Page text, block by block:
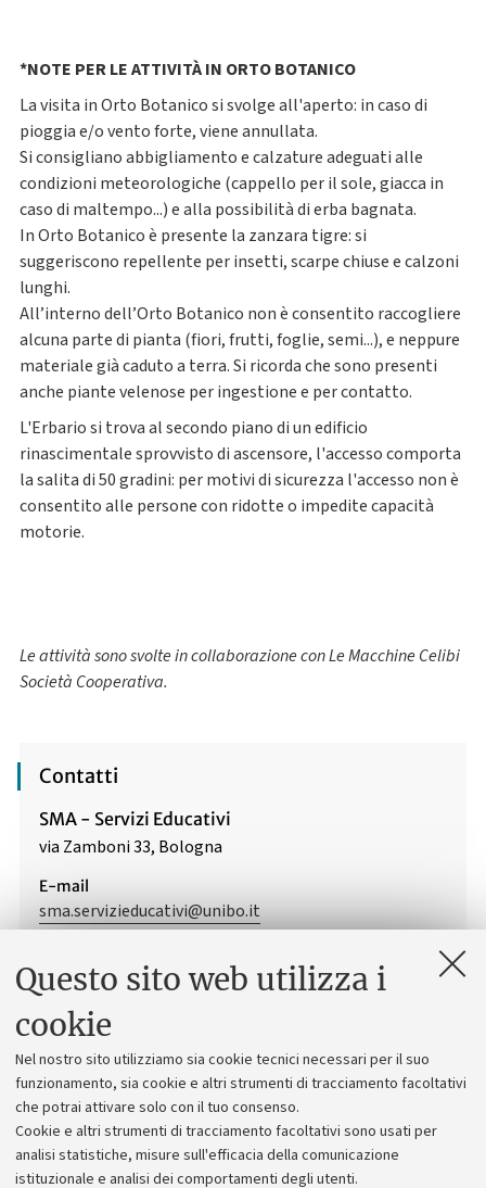
Questo sito web utilizza i
cookie
Nel nostro sito utilizziamo sia cookie tecnici necessari per il suo
funzionamento, sia cookie e altri strumenti di tracciamento facoltativi
che potrai attivare solo con il tuo consenso.
Cookie e altri strumenti di tracciamento facoltativi sono usati per
analisi statistiche, misure sull'efficacia della comunicazione
istituzionale e analisi dei comportamenti degli utenti.
*NOTE PER LE ATTIVITÀ IN ORTO BOTANICO
La visita in Orto Botanico si svolge all'aperto: in caso di
pioggia e/o vento forte, viene annullata.
Si consigliano abbigliamento e calzature adeguati alle
condizioni meteorologiche (cappello per il sole, giacca in
caso di maltempo...) e alla possibilità di erba bagnata.
In Orto Botanico è presente la zanzara tigre: si
suggeriscono repellente per insetti, scarpe chiuse e calzoni
lunghi.
All’interno dell’Orto Botanico non è consentito raccogliere
alcuna parte di pianta (fiori, frutti, foglie, semi...), e neppure
materiale già caduto a terra. Si ricorda che sono presenti
anche piante velenose per ingestione e per contatto.
L'Erbario si trova al secondo piano di un edificio
rinascimentale sprovvisto di ascensore, l'accesso comporta
la salita di 50 gradini: per motivi di sicurezza l'accesso non è
consentito alle persone con ridotte o impedite capacità
motorie.
Le attività sono svolte in collaborazione con Le Macchine Celibi
Società Cooperativa.
Contatti
SMA - Servizi Educativi
via Zamboni 33, Bologna
E-mail
sma.servizieducativi@unibo.it
Vedi anche
MUSEO DI PALAZZO POGGI
COLLEZIONE DI ZOOLOGIA
COLLEZIONE DI ANATOMIA COMPARATA